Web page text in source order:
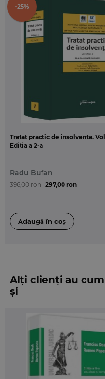
fiind actualizata la
constituind astfel un
pentru studentii
toti practicienii din
-25%
Tratat practic de insolventa.
Editia a 2-a
Radu Bufan
396,00 ron 297,00 ron
Alți clienți au
și